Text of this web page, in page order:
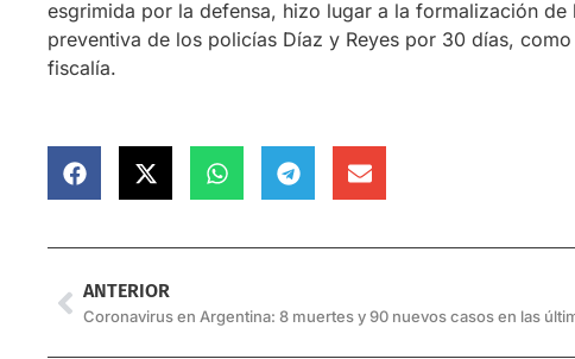
esgrimida por la defensa, hizo lugar a la formalización
preventiva de los policías Díaz y Reyes por 30 días,
fiscalía.
ANTERIOR